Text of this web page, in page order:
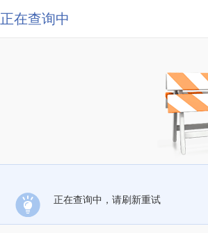
正在查询中
正在查询中，请刷新重试